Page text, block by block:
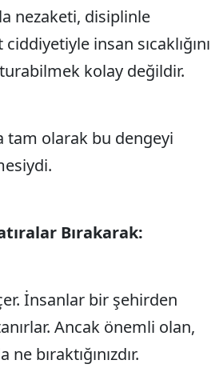
nezaketi, disiplinle
insan sıcaklığını
kolay değildir.
tam olarak bu dengeyi
Bırakarak:
İnsanlar bir şehirden
Ancak önemli olan,
ne bıraktığınızdır.